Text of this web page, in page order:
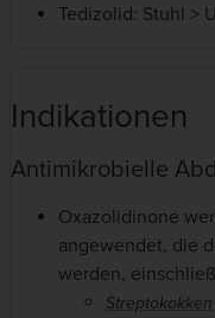
Tedizolid: Stuhl >
Indikationen
Antimikrobielle
Oxazolidinone
angewendet, die
werden,
Streptokokken